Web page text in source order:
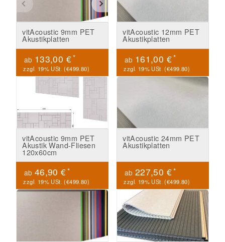
vitAcoustic 9mm PET
Akustikplatten
ab 133,00 €*
zzgl. 19% USt. (€499.80)
vitAcoustic 12mm PET
Akustikplatten
ab 161,00 €*
zzgl. 19% USt. (€499.80)
vitAcoustic 9mm PET
Akustik Wand-Fliesen
120x60cm
ab 46,90 €*
zzgl. 19% USt. (€499.80)
vitAcoustic 24mm PET
Akustikplatten
ab 227,50 €*
zzgl. 19% USt. (€499.80)